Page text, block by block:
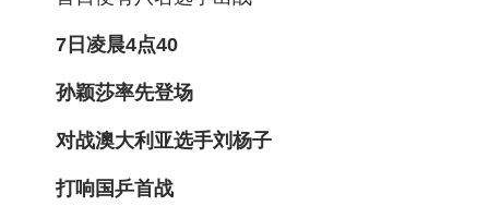
极客圈
经济
城建
科教
7日凌晨4点40
孙颖莎率先登场
对战澳大利亚选手刘杨子
打响国乒首战